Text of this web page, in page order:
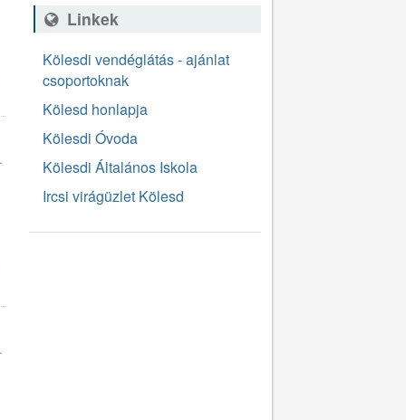
Linkek
Kölesdi vendéglátás - ajánlat
csoportoknak
Kölesd honlapja
Kölesdi Óvoda
Kölesdi Általános Iskola
Ircsi virágüzlet Kölesd